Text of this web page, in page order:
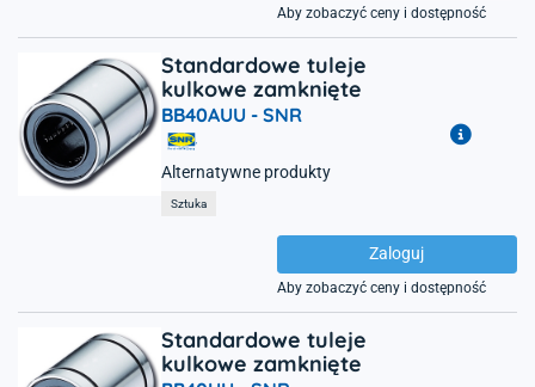
Aby zobaczyć ceny i dostępność
Standardowe tuleje
kulkowe zamknięte
BB40AUU - SNR
Alternatywne produkty
Sztuka
Zaloguj
Aby zobaczyć ceny i dostępność
Standardowe tuleje
kulkowe zamknięte